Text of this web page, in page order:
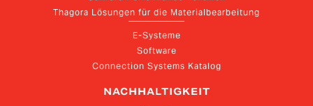
Thagora Lösungen für die Materialbearbeitung
E-Systeme
Software
Connection Systems Katalog
NACHHALTIGKEIT